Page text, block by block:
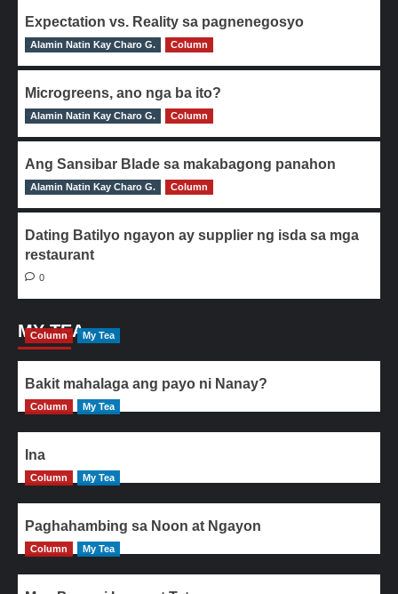
Expectation vs. Reality sa pagnenegosyo
0
Alamin Natin Kay Charo G. Column
Microgreens, ano nga ba ito?
0
Alamin Natin Kay Charo G. Column
Ang Sansibar Blade sa makabagong panahon
0
Alamin Natin Kay Charo G. Column
Dating Batilyo ngayon ay supplier ng isda sa mga
restaurant
0
MY TEA
Column My Tea
Bakit mahalaga ang payo ni Nanay?
Column My Tea
Ina
Column My Tea
Paghahambing sa Noon at Ngayon
Column My Tea